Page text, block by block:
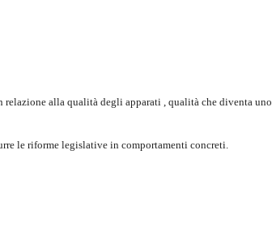
alla qualità degli apparati , qualità che diventa uno
le riforme legislative in comportamenti concreti.